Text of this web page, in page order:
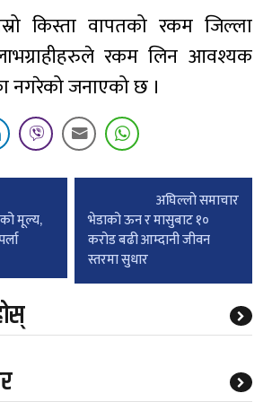
किस्ता वापतको रकम जिल्ला
रकम लिन आवश्यक
नगरेको जनाएको छ ।
मूल्य,
अघिल्लाे समाचार
भेडाको ऊन र मासुबाट १०
करोड बढी आम्दानी जीवन
स्तरमा सुधार